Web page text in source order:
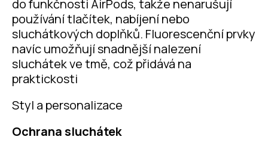
do funkčnosti AirPods, takže nenarušují
používání tlačítek, nabíjení nebo
sluchátkových doplňků. Fluorescenční prvky
navíc umožňují snadnější nalezení
sluchátek ve tmě, což přidává na
praktickosti​
Styl a personalizace
Ochrana sluchátek